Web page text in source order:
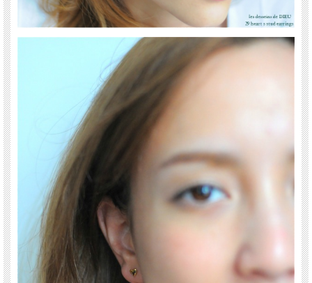
”教養のある美”をコンセプトに本物である事にこだわったジュエリーは、 繊細で上
品で可憐な、大人の女性に嬉しいアイテムがそろっています。